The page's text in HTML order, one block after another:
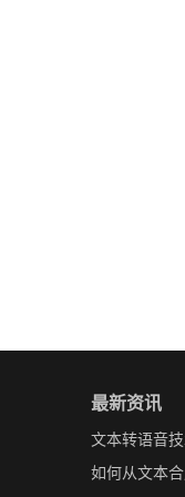
最新资讯
文本转语音
如何从文本